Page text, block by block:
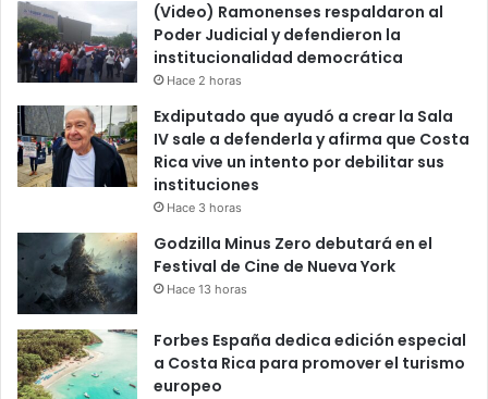
(Video) Ramonenses respaldaron al
Poder Judicial y defendieron la
institucionalidad democrática
Hace 2 horas
Exdiputado que ayudó a crear la Sala
IV sale a defenderla y afirma que Costa
Rica vive un intento por debilitar sus
instituciones
Hace 3 horas
Godzilla Minus Zero debutará en el
Festival de Cine de Nueva York
Hace 13 horas
Forbes España dedica edición especial
a Costa Rica para promover el turismo
europeo